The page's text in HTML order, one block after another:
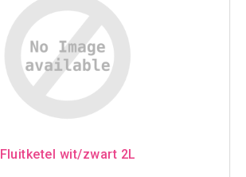
Fluitketel wit/zwart 2L